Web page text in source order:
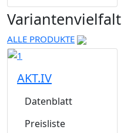
Variantenvielfalt
ALLE PRODUKTE
AKT.IV
Datenblatt
Preisliste